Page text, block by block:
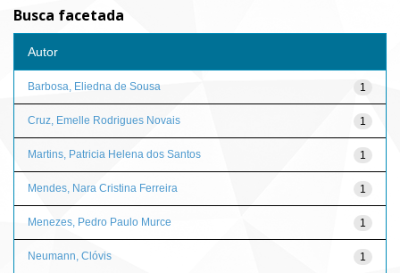
Busca facetada
Autor
1
Barbosa, Eliedna de Sousa
1
Cruz, Emelle Rodrigues Novais
1
Martins, Patricia Helena dos Santos
1
Mendes, Nara Cristina Ferreira
1
Menezes, Pedro Paulo Murce
1
Neumann, Clóvis